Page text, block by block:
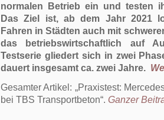
normalen Betrieb ein und testen
Das Ziel ist, ab dem Jahr 2021
Fahren in Städten auch mit
das betriebswirtschaftlich auf
Testserie gliedert sich in zwei
dauert insgesamt ca. zwei Jahre.
Gesamter Artikel:
Praxistest:
bei TBS Transportbeton . Ganzer